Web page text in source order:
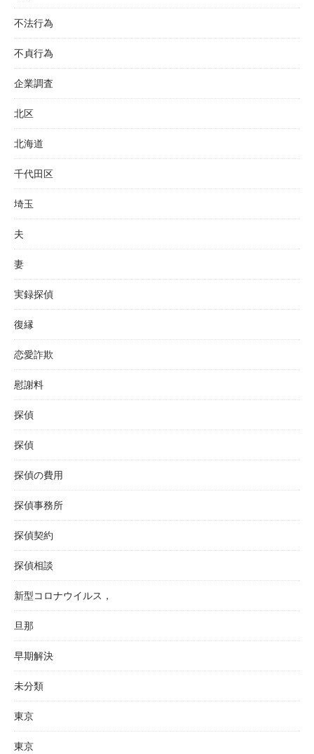
不法行為
不貞行為
企業調査
北区
北海道
千代田区
埼玉
夫
妻
実録探偵
復縁
恋愛詐欺
慰謝料
探偵
探偵
探偵の費用
探偵事務所
探偵契約
探偵相談
新型コロナウイルス，
旦那
早期解決
未分類
東京
東京